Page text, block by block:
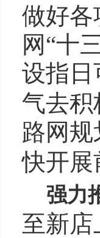
做好各
网“十
设指日
气去
路网规
快开展
强力
至新店